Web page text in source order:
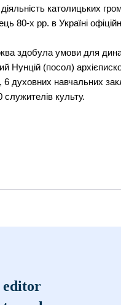
діяльність католицьких
80-х рр. в Україні
здобула умови для
Нунцій (посол)
6 духовних навчальних
культу.
editor